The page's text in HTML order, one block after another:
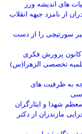
های اندیشه ورز
از نامزد جبهه انقلاب
سورتیچی را از دست
کانون پرورش فکری
تخصصی الزهرا(س)
به ظرفیت های
شهدا و ایثارگران
مازندران از دکتر